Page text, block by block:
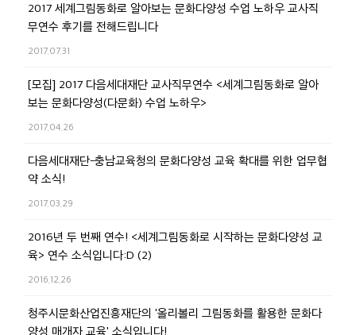
2017 세계그림동화로 알아보는 문화다양성 수업 노하우 교사직
무연수 후기를 전해드립니다
2017.07.31
[모집] 2017 다음세대재단 교사직무연수 <세계그림동화로 알아
보는 문화다양성(다문화) 수업 노하우>
2017.04.26
다음세대재단-충남교육청의 문화다양성 교육 확대를 위한 업무협
약 소식!
2017.03.29
2016년 두 번째 연수! <세계그림동화로 시작하는 문화다양성 교
육> 연수 소식입니다:D (2)
2016.12.26
청주시문화산업진흥재단의 '올리볼리 그림동화를 활용한 문화다
양성 매개자 교육' 소식입니다!